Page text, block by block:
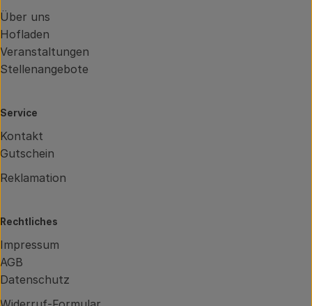
Über uns
Hofladen
Veranstaltungen
Stellenangebote
Service
Kontakt
Gutschein
Reklamation
Rechtliches
Impressum
AGB
Datenschutz